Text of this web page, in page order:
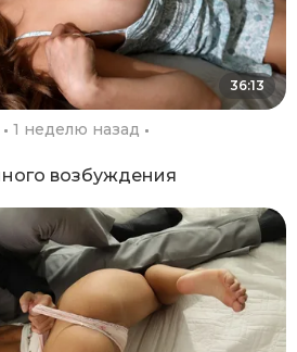
36:13
1 неделю назад
возбуждения